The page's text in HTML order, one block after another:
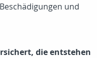
und
die entstehen